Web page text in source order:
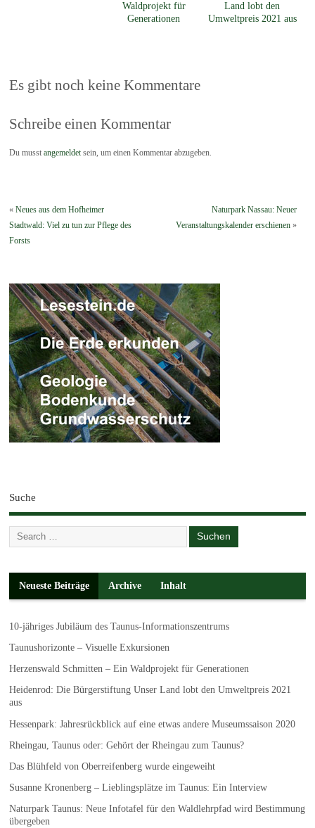
Waldprojekt für
Generationen
Land lobt den
Umweltpreis 2021 aus
Es gibt noch keine Kommentare
Schreibe einen Kommentar
Du musstangemeldetsein, um einen Kommentar abzugeben.
«Neues aus dem Hofheimer
Stadtwald: Viel zu tun zur Pflege des
Forsts
Naturpark Nassau: Neuer
Veranstaltungskalender erschienen»
Suche
Neueste Beiträge Archive Inhalt
10-jähriges Jubiläum des Taunus-Informationszentrums
Taunushorizonte – Visuelle Exkursionen
Herzenswald Schmitten – Ein Waldprojekt für Generationen
Heidenrod: Die Bürgerstiftung Unser Land lobt den Umweltpreis 2021
aus
Hessenpark: Jahresrückblick auf eine etwas andere Museumssaison 2020
Rheingau, Taunus oder: Gehört der Rheingau zum Taunus?
Das Blühfeld von Oberreifenberg wurde eingeweiht
Susanne Kronenberg – Lieblingsplätze im Taunus: Ein Interview
Naturpark Taunus: Neue Infotafel für den Waldlehrpfad wird Bestimmung
übergeben